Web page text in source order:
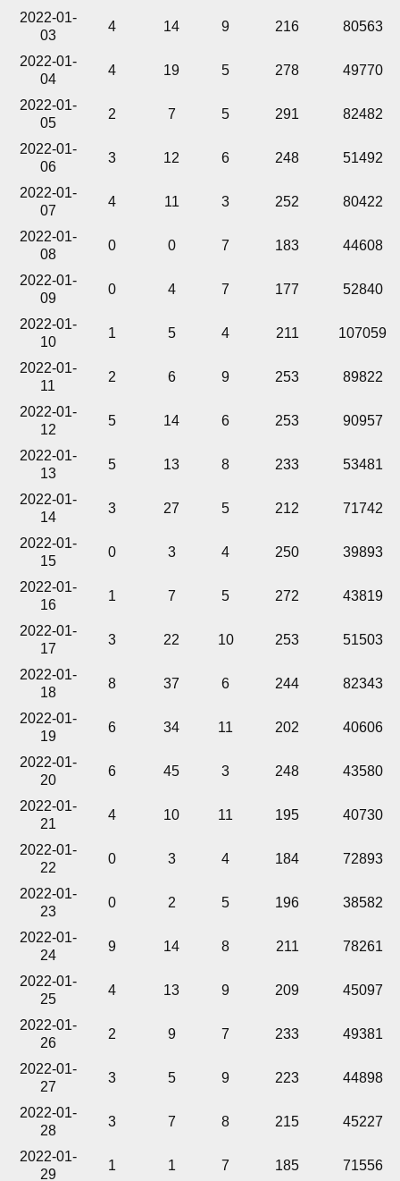
2022-01-
03
4 14 9 216 80563
2022-01-
04
4 19 5 278 49770
2022-01-
05
2 7 5 291 82482
2022-01-
06
3 12 6 248 51492
2022-01-
07
4 11 3 252 80422
2022-01-
08
0 0 7 183 44608
2022-01-
09
0 4 7 177 52840
2022-01-
10
1 5 4 211 107059
2022-01-
11
2 6 9 253 89822
2022-01-
12
5 14 6 253 90957
2022-01-
13
5 13 8 233 53481
2022-01-
14
3 27 5 212 71742
2022-01-
15
0 3 4 250 39893
2022-01-
16
1 7 5 272 43819
2022-01-
17
3 22 10 253 51503
2022-01-
18
8 37 6 244 82343
2022-01-
19
6 34 11 202 40606
2022-01-
20
6 45 3 248 43580
2022-01-
21
4 10 11 195 40730
2022-01-
22
0 3 4 184 72893
2022-01-
23
0 2 5 196 38582
2022-01-
24
9 14 8 211 78261
2022-01-
25
4 13 9 209 45097
2022-01-
26
2 9 7 233 49381
2022-01-
27
3 5 9 223 44898
2022-01-
28
3 7 8 215 45227
2022-01-
29
1 1 7 185 71556